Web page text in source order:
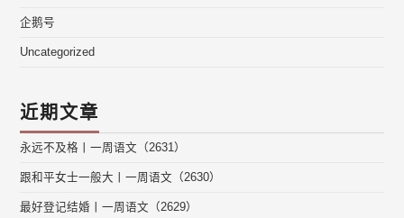
企鹅号
Uncategorized
近期文章
永远不及格丨一周语文（2631）
跟和平女士一般大丨一周语文（2630）
最好登记结婚丨一周语文（2629）